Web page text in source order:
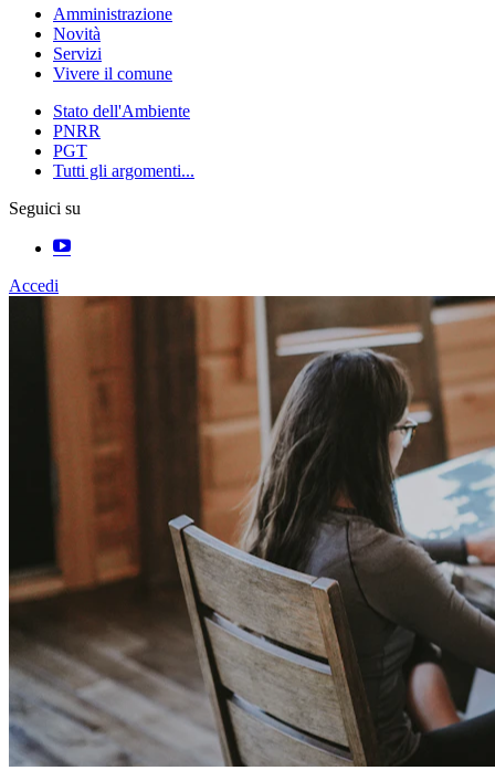
Amministrazione
Novità
Servizi
Vivere il comune
Stato dell'Ambiente
PNRR
PGT
Tutti gli argomenti...
Seguici su
Accedi